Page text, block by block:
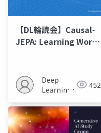
【DL輪読会】Causal-
JEPA: Learning World
Interventions
Deep
Learning
452